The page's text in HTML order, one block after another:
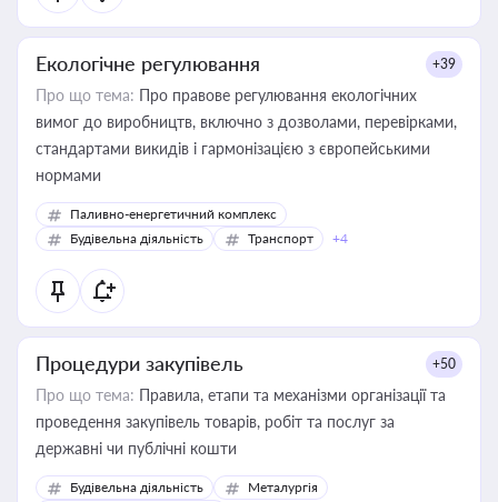
Екологічне регулювання +39
Про що тема: Про правове регулювання екологічних
вимог до виробництв, включно з дозволами, перевірками,
стандартами викидів і гармонізацією з європейськими
нормами
Паливно-енергетичний комплекс
Будівельна діяльність
Транспорт +4
Процедури закупівель +50
Про що тема: Правила, етапи та механізми організації та
проведення закупівель товарів, робіт та послуг за
державні чи публічні кошти
Будівельна діяльність
Металургія